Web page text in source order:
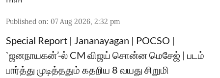
Published on: 07 Aug 2026, 2:32 pm
Special Report | Jananayagan | POCSO |
`ஜனநாயகன்’-ல் CM விஜய் சொன்ன மெசேஜ் | படம்
பார்த்து முடித்ததும் கதறிய 8 வயது சிறுமி